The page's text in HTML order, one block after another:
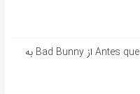
آهنگ اسپانیایی Antes que se acabe از Bad Bunny به